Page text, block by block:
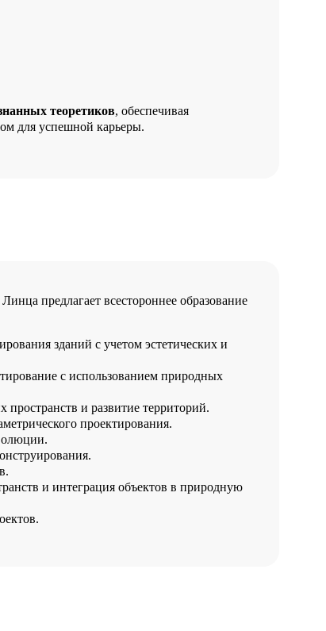
теоретиков, обеспечивая
для успешной карьеры.
предлагает всестороннее образование
зданий с учетом эстетических и
с использованием природных
пространств и развитие территорий.
проектирования.
и интеграция объектов в природную